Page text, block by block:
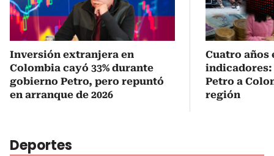
Inversión extranjera en
Colombia cayó 33% durante
gobierno Petro, pero repuntó
en arranque de 2026
Cuatro años
indicadores:
Petro a
región
Deportes